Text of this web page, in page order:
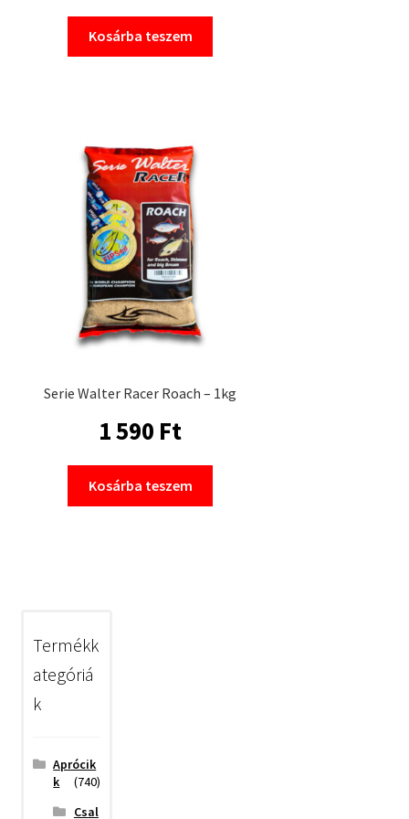
Kosárba teszem
Serie Walter Racer Roach – 1kg
1 590 Ft
Kosárba teszem
Termékk
ategóriá
k
Aprócik
k
(740)
Csal